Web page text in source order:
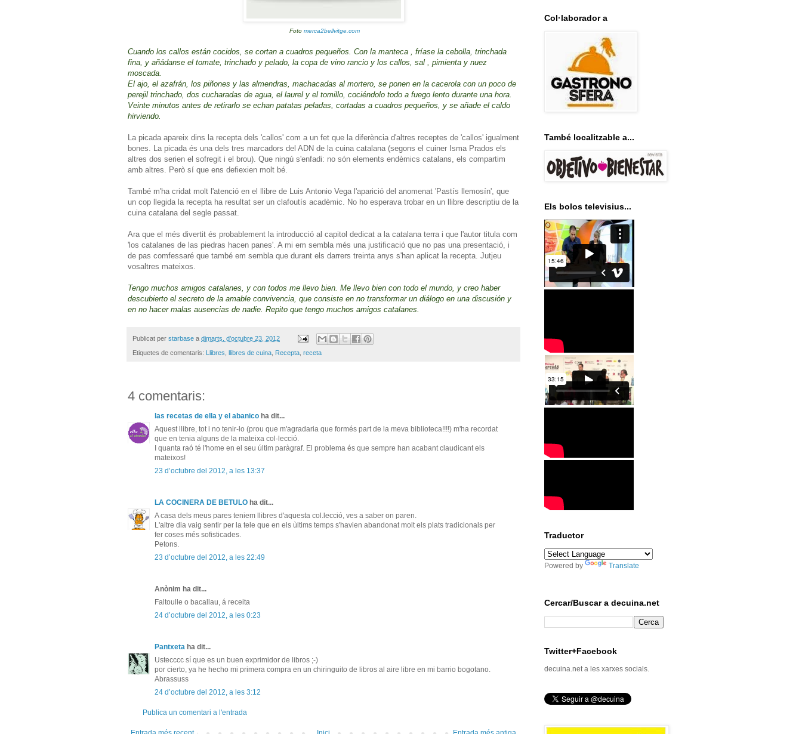
Foto merca2bellvitge.com
Cuando los callos están cocidos, se cortan a cuadros pequeños. Con la manteca , fríase la cebolla, trinchada
fina, y añádanse el tomate, trinchado y pelado, la copa de vino rancio y los callos, sal , pimienta y nuez
moscada.
El ajo, el azafrán, los piñones y las almendras, machacadas al mortero, se ponen en la cacerola con un poco de
perejil trinchado, dos cucharadas de agua, el laurel y el tomillo, cociéndolo todo a fuego lento durante una hora.
Veinte minutos antes de retirarlo se echan patatas peladas, cortadas a cuadros pequeños, y se añade el caldo
hirviendo.
La picada apareix dins la recepta dels 'callos' com a un fet que la diferència d'altres receptes de 'callos' igualment
bones. La picada és una dels tres marcadors del ADN de la cuina catalana (segons el cuiner Isma Prados els
altres dos serien el sofregit i el brou). Que ningú s'enfadi: no són elements endèmics catalans, els compartim
amb altres. Però sí que ens defiexien molt bé.
També m'ha cridat molt l'atenció en el llibre de Luis Antonio Vega l'aparició del anomenat 'Pastís llemosín', que
un cop llegida la recepta ha resultat ser un clafoutís acadèmic. No ho esperava trobar en un llibre descriptiu de la
cuina catalana del segle passat.
Ara que el més divertit és probablement la introducció al capitol dedicat a la catalana terra i que l'autor titula com
'los catalanes de las piedras hacen panes'. A mi em sembla més una justificació que no pas una presentació, i
de pas comfessaré que també em sembla que durant els darrers treinta anys s'han aplicat la recepta. Jutjeu
vosaltres mateixos.
Tengo muchos amigos catalanes, y con todos me llevo bien. Me llevo bien con todo el mundo, y creo haber
descubierto el secreto de la amable convivencia, que consiste en no transformar un diálogo en una discusión y
en no hacer malas ausencias de nadie. Repito que tengo muchos amigos catalanes.
Publicat per starbase a dimarts, d’octubre 23, 2012
Etiquetes de comentaris: Llibres llibres de cuina Recepta receta
4 comentaris:
las recetas de ella y el abanico ha dit...
Aquest llibre, tot i no tenir-lo (prou que m'agradaria que formés part de la meva biblioteca!!!!) m'ha recordat
que en tenia alguns de la mateixa col·lecció.
I quanta raó té l'home en el seu últim paràgraf. El problema és que sempre han acabant claudicant els
mateixos!
23 d’octubre del 2012, a les 13:37
LA COCINERA DE BETULO ha dit...
A casa dels meus pares teniem llibres d'aquesta col.lecció, ves a saber on paren.
L'altre dia vaig sentir per la tele que en els ùltims temps s'havien abandonat molt els plats tradicionals per
fer coses més sofisticades.
Petons.
23 d’octubre del 2012, a les 22:49
Anònim ha dit...
Faltoulle o bacallau, á receita
24 d’octubre del 2012, a les 0:23
Pantxeta ha dit...
Ustecccc sí que es un buen exprimidor de libros ;-)
por cierto, ya he hecho mi primera compra en un chiringuito de libros al aire libre en mi barrio bogotano.
Abrassuss
24 d’octubre del 2012, a les 3:12
Publica un comentari a l'entrada
Col·laborador a
També localitzable a...
Els bolos televisius...
Traductor
Powered by Translate
Cercar/Buscar a decuina.net
Twitter+Facebook
decuina.net a les xarxes socials.